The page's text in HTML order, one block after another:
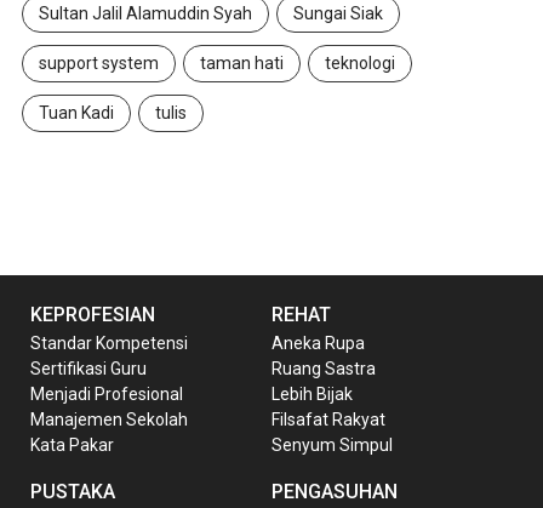
Sultan Jalil Alamuddin Syah Sungai Siak
support system taman hati teknologi
Tuan Kadi tulis
KEPROFESIAN
Standar Kompetensi
Sertifikasi Guru
Menjadi Profesional
Manajemen Sekolah
Kata Pakar
PUSTAKA
REHAT
Aneka Rupa
Ruang Sastra
Lebih Bijak
Filsafat Rakyat
Senyum Simpul
PENGASUHAN